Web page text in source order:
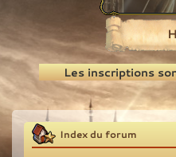
Recherche
Les inscriptions
Index du forum